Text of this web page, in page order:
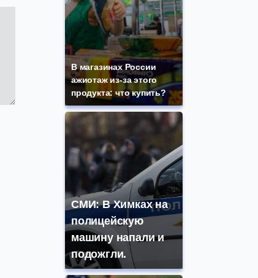
В магазинах России
ажиотаж из-за этого
продукта: что купить?
СМИ: В Химках на
полицейскую
машину напали и
подожгли.